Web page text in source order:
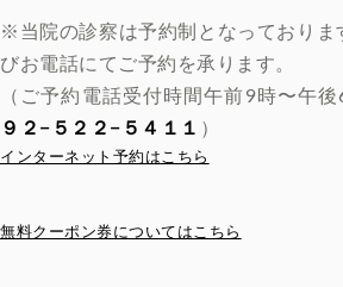
※当院の診察は予約制となっておりま
びお電話にてご予約を承ります。
（ご予約電話受付時間午前9時
９２−５２２−５４１１ ）
インターネット予約はこちら
無料クーポン券についてはこちら